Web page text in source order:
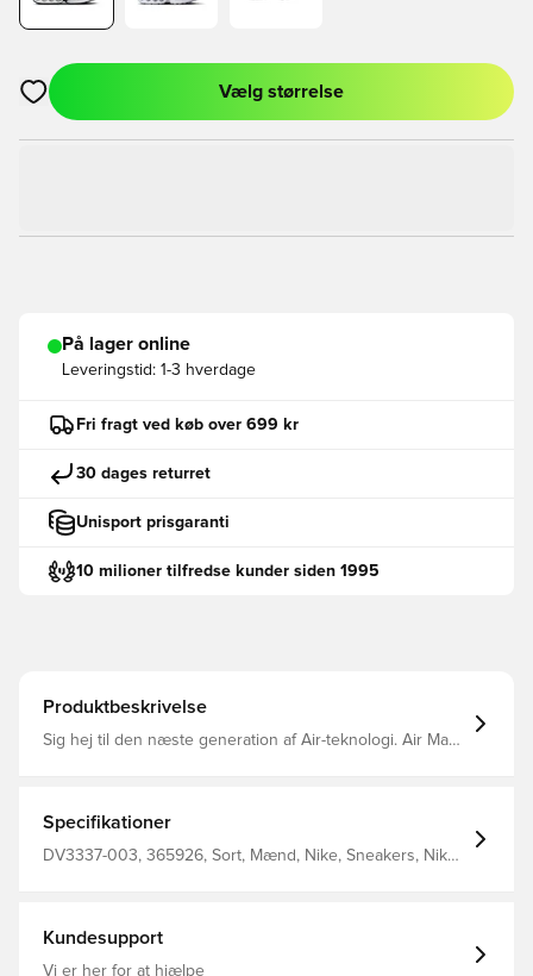
Åbner en Modal til at logge ind eller tilmelde dig som medlem
Vælg størrelse
På lager online
Leveringstid: 1-3 hverdage
Fri fragt ved køb over 699 kr
30 dages returret
Unisport prisgaranti
10 milioner tilfredse kunder siden 1995
Produktbeskrivelse
Sig hej til den næste generation af Air-teknologi. Air Max
der er behageligt nok til at have på hele dagen. Gør det
bare – mærk det uvirkelige.
Specifikationer
DV3337-003, 365926, Sort, Mænd, Nike, Sneakers, Nike
Kundesupport
Vi er her for at hjælpe